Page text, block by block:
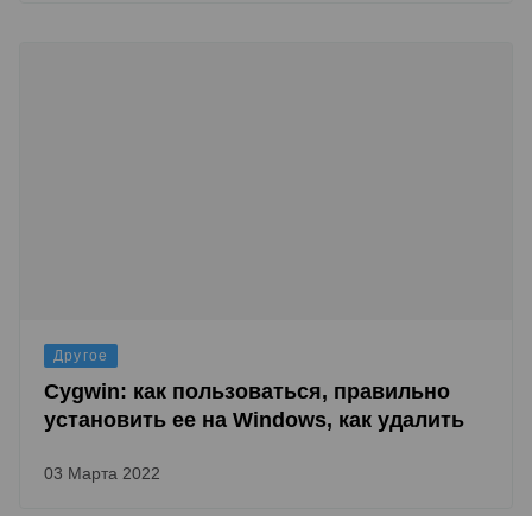
Другое
Cygwin: как пользоваться, правильно
установить ее на Windows, как удалить
03 Марта 2022